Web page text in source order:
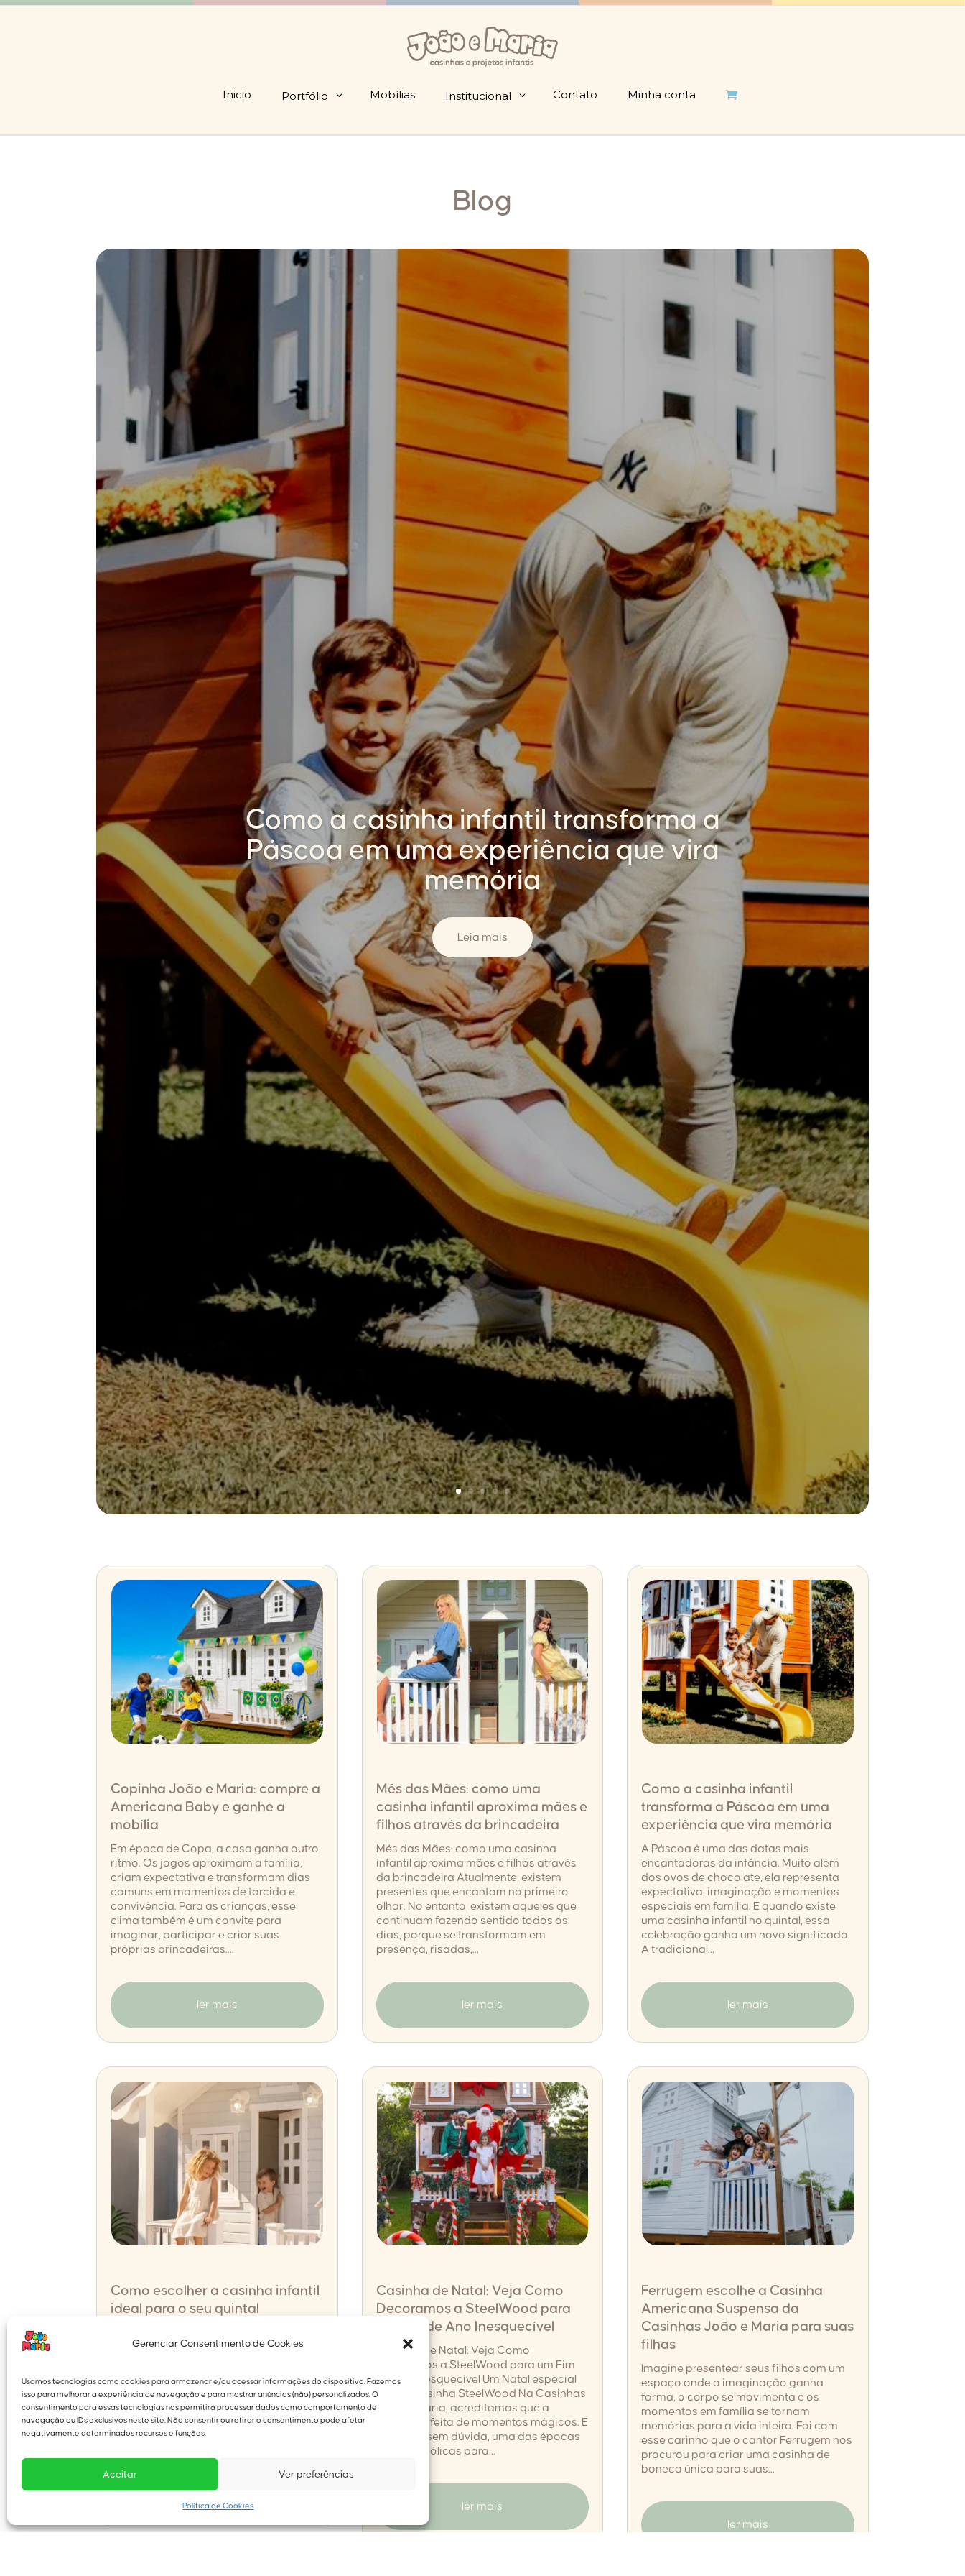
Gerenciar Consentimento de Cookies
Usamos tecnologias como cookies para armazenar e/ou acessar informações do dispositivo. Fazemos
isso para melhorar a experiência de navegação e para mostrar anúncios (não) personalizados. O
consentimento para essas tecnologias nos permitirá processar dados como comportamento de
navegação ou IDs exclusivos neste site. Não consentir ou retirar o consentimento pode afetar
negativamente determinados recursos e funções.
Aceitar Ver preferências
Política de Cookies
Inicio Portfólio Mobílias Institucional Contato Minha conta 
Blog
Como a casinha infantil transforma a
Páscoa em uma experiência que vira
memória
Leia mais
Copinha João e Maria: compre a
Americana Baby e ganhe a
mobília
Em época de Copa, a casa ganha outro
ritmo. Os jogos aproximam a família,
criam expectativa e transformam dias
comuns em momentos de torcida e
convivência. Para as crianças, esse
clima também é um convite para
imaginar, participar e criar suas
próprias brincadeiras....
ler mais
Como escolher a casinha infantil
ideal para o seu quintal
encantador para as crianças é uma das
afetivas e oferecer um ambiente seguro
para crescer e se divertir. E entre tantas
opções, uma casinha infantil é o
elemento...
ler mais
Mês das Mães: como uma
casinha infantil aproxima mães e
filhos através da brincadeira
Mês das Mães: como uma casinha
infantil aproxima mães e filhos através
da brincadeira Atualmente, existem
presentes que encantam no primeiro
olhar. No entanto, existem aqueles que
continuam fazendo sentido todos os
dias, porque se transformam em
presença, risadas,...
ler mais
Casinha de Natal: Veja Como
Decoramos a SteelWood para
um Fim de Ano Inesquecível
Casinha de Natal: Veja Como
Decoramos a SteelWood para um Fim
de Ano Inesquecível Um Natal especial
com a Casinha SteelWood Na Casinhas
João e Maria, acreditamos que a
infância é feita de momentos mágicos. E
o Natal é, sem dúvida, uma das épocas
mais simbólicas para...
ler mais
Como a casinha infantil
transforma a Páscoa em uma
experiência que vira memória
A Páscoa é uma das datas mais
encantadoras da infância. Muito além
dos ovos de chocolate, ela representa
expectativa, imaginação e momentos
especiais em família. E quando existe
uma casinha infantil no quintal, essa
celebração ganha um novo significado.
A tradicional...
ler mais
Ferrugem escolhe a Casinha
Americana Suspensa da
Casinhas João e Maria para suas
filhas
Imagine presentear seus filhos com um
espaço onde a imaginação ganha
forma, o corpo se movimenta e os
momentos em família se tornam
memórias para a vida inteira. Foi com
esse carinho que o cantor Ferrugem nos
procurou para criar uma casinha de
boneca única para suas...
ler mais